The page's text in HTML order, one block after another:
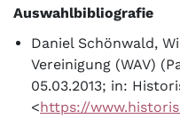
Auswahlbibliografie
Daniel Schönwald,
Vereinigung (WAV)
05.03.2013; in:
<https://